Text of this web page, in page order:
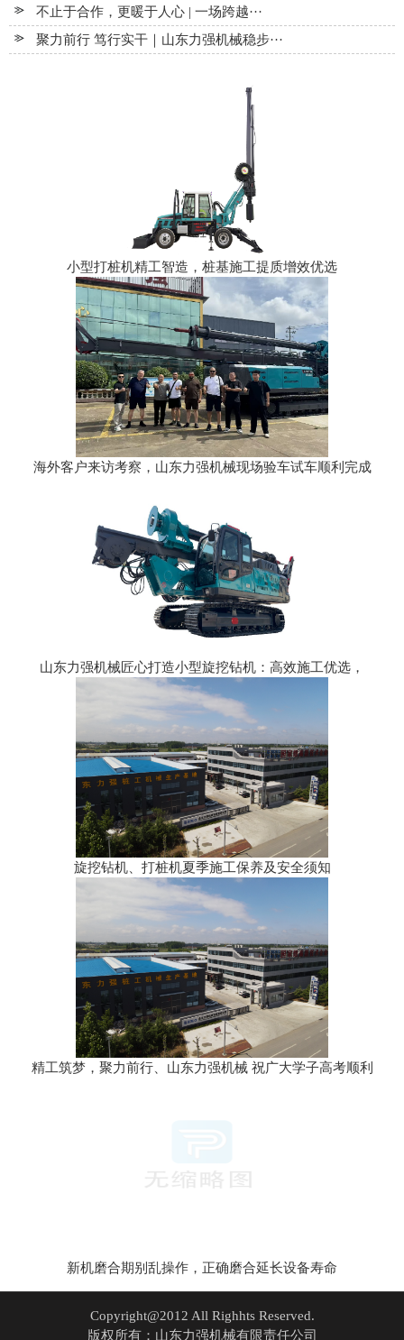
不止于合作，更暖于人心 | 一场跨越···
聚力前行 笃行实干｜山东力强机械稳步···
小型打桩机精工智造，桩基施工提质增效优选
海外客户来访考察，山东力强机械现场验车试车顺利完成
山东力强机械匠心打造小型旋挖钻机：高效施工优选，
旋挖钻机、打桩机夏季施工保养及安全须知
精工筑梦，聚力前行、山东力强机械 祝广大学子高考顺利
新机磨合期别乱操作，正确磨合延长设备寿命
Copyright@2012 All Righhts Reserved.
版权所有：山东力强机械有限责任公司